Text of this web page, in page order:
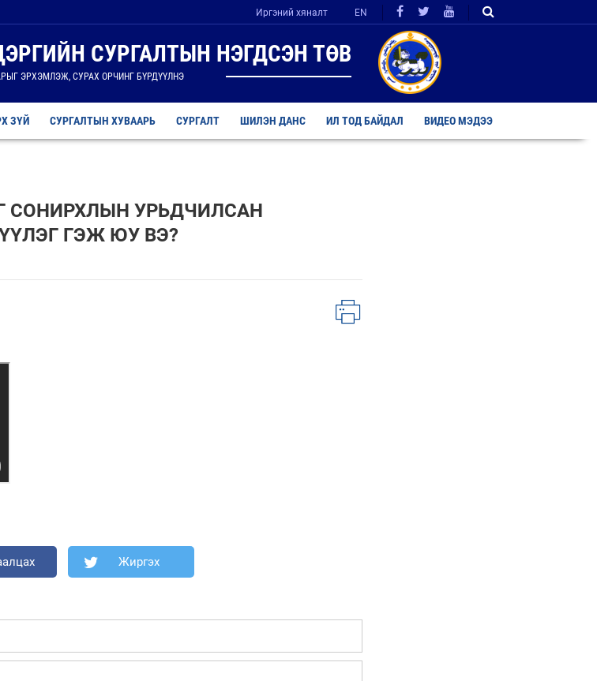
Иргэний хяналт EN
СУРГАЛТЫН НЭГДСЭН ТӨВ
ЭРХЭМЛЭЖ, СУРАХ ОРЧИНГ БҮРДҮҮЛНЭ
ЗҮЙ СУРГАЛТЫН ХУВААРЬ СУРГАЛТ ШИЛЭН ДАНС ИЛ ТОД БАЙДАЛ ВИДЕО МЭДЭЭ
СОНИРХЛЫН УРЬДЧИЛСАН
ГЭЖ ЮУ ВЭ?
Жиргэх